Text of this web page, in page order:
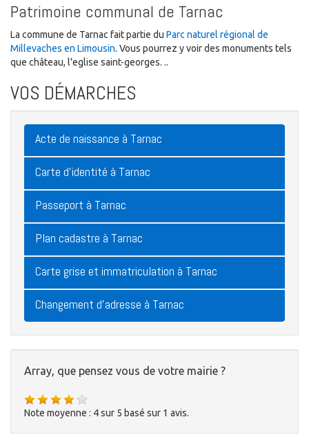
Patrimoine communal de Tarnac
La commune de Tarnac fait partie du Parc naturel régional de
Millevaches en Limousin. Vous pourrez y voir des monuments tels
que château, l'eglise saint-georges. ..
VOS DÉMARCHES
Acte de naissance à Tarnac
Carte d'identité à Tarnac
Passeport à Tarnac
Plan cadastre à Tarnac
Carte grise et immatriculation à Tarnac
Changement d'adresse à Tarnac
Array, que pensez vous de votre mairie ?
Note moyenne : 4sur 5 basé sur 1 avis.